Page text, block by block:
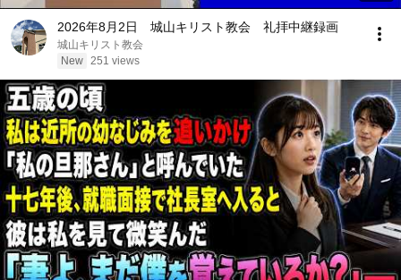
2026年8月2日 城山キリスト教会 礼拝中継録画
城山キリスト教会
New 251 views